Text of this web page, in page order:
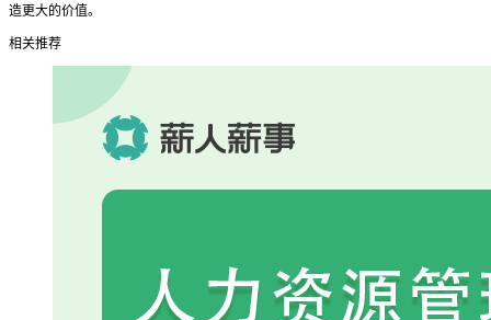
造更大的价值。
相关推荐